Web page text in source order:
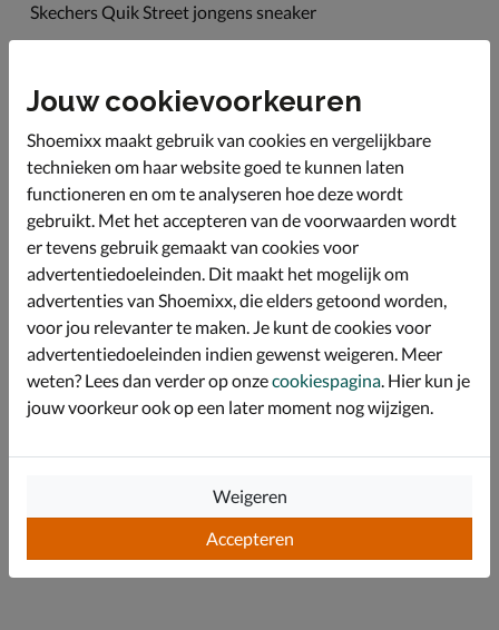
Skechers Quik Street jongens sneaker
Een stoere sneaker die je makkelijk zelf aan en uit kan
Uitgevoerd in kunstleer met perforatie op de neus voor
De binnenkant van de sneaker is van zacht textiel zodat
je voeten de hele dag comfortabel zitten.
Het voetbed heeft een air cooled memory foam laag
wat zorgt voor een fijne demping.
Voorzien van een rubberen loopzool.
Specificaties
Over Skechers
Instapschoenen
Jouw cookievoorkeuren
Shoemixx maakt gebruik van cookies en vergelijkbare
technieken om haar website goed te kunnen laten
functioneren en om te analyseren hoe deze wordt
gebruikt. Met het accepteren van de voorwaarden wordt
er tevens gebruik gemaakt van cookies voor
advertentiedoeleinden. Dit maakt het mogelijk om
advertenties van Shoemixx, die elders getoond worden,
voor jou relevanter te maken. Je kunt de cookies voor
advertentiedoeleinden indien gewenst weigeren. Meer
weten? Lees dan verder op onzecookiespagina . Hier kun je
jouw voorkeur ook op een later moment nog wijzigen.
Accepteren
Weigeren